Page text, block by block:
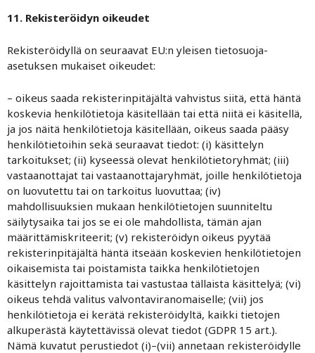
11. Rekisteröidyn oikeudet
Rekisteröidyllä on seuraavat EU:n yleisen tietosuoja-
asetuksen mukaiset oikeudet:
– oikeus saada rekisterinpitäjältä vahvistus siitä, että häntä
koskevia henkilötietoja käsitellään tai että niitä ei käsitellä,
ja jos näitä henkilötietoja käsitellään, oikeus saada pääsy
henkilötietoihin sekä seuraavat tiedot: (i) käsittelyn
tarkoitukset; (ii) kyseessä olevat henkilötietoryhmät; (iii)
vastaanottajat tai vastaanottajaryhmät, joille henkilötietoja
on luovutettu tai on tarkoitus luovuttaa; (iv)
mahdollisuuksien mukaan henkilötietojen suunniteltu
säilytysaika tai jos se ei ole mahdollista, tämän ajan
määrittämiskriteerit; (v) rekisteröidyn oikeus pyytää
rekisterinpitäjältä häntä itseään koskevien henkilötietojen
oikaisemista tai poistamista taikka henkilötietojen
käsittelyn rajoittamista tai vastustaa tällaista käsittelyä; (vi)
oikeus tehdä valitus valvontaviranomaiselle; (vii) jos
henkilötietoja ei kerätä rekisteröidyltä, kaikki tietojen
alkuperästä käytettävissä olevat tiedot (GDPR 15 art.).
Nämä kuvatut perustiedot (i)–(vii) annetaan rekisteröidylle